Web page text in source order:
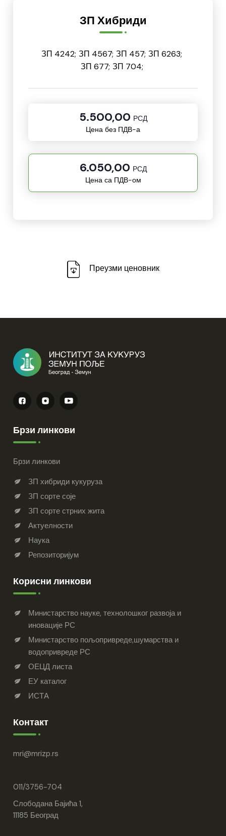
ЗП Хибриди
ЗП 4242; ЗП 4567; ЗП 457; ЗП 6263;
ЗП 677; ЗП 704;
5.500,00 РСД
Цена без ПДВ-а
6.050,00 РСД
Цена са ПДВ-ом
Преузми ценовник
Брзи линкови
Брзи линкови
ЗП хибриди кукуруза
ЗП сорте соје
ЗП сорте стрних жита
Актуелности
Наука
Репозиторијум
Корисни линкови
Министарство науке, технолошког развоја и
иновације РС
Министарство пољопривреде,шумарства и
водопривреде РС
ОЕЦД листа
ЕУ каталог
ИСТА
Контакт
mri mrizp.rs
011/3756-704
Слободана Бајића 1,
11185 Београд